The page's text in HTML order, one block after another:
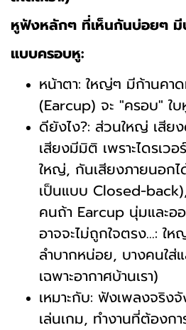
หูฟังหลักๆ ที่เห็นกันบ่อยๆ มี
แบบครอบหู:
หน้าตา: ใหญ่ๆ มีก้านคา
(Earcup) จะ "ครอบ" ใบ
ดียังไง?: ส่วนใหญ่ เสีย
เสียงมีมิติ เพราะไดรเว
ใหญ่, กันเสียงภายนอกไ
เป็นแบบ Closed-
คนถ้า Earcup นุ่มและอ
อาจจะไม่ถูกใจตรง...: ใ
ลำบากหน่อย, บางคนใส่
เฉพาะอากาศบ้านเรา)
เหมาะกับ: ฟังเพลงจริง
เล่นเกม, ทำงานที่ต้องกา